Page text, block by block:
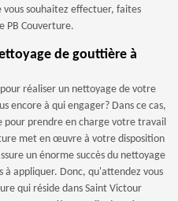
souhaitez effectuer, faites
PB Couverture.
de gouttière à
réaliser un nettoyage de votre
encore à qui engager? Dans ce cas,
pour prendre en charge votre travail
met en œuvre à votre disposition
un énorme succès du nettoyage
appliquer. Donc, qu'attendez vous
qui réside dans Saint Victour